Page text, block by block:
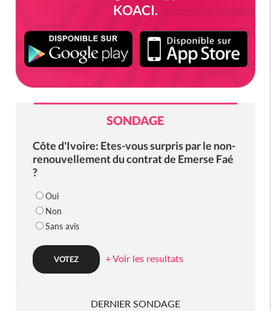
KOACI.
SONDAGE
Côte d'Ivoire: Etes-vous surpris par le non-
renouvellement du contrat de Emerse Faé
?
Oui
Non
Sans avis
+ Voir les resultats
DERNIER SONDAGE